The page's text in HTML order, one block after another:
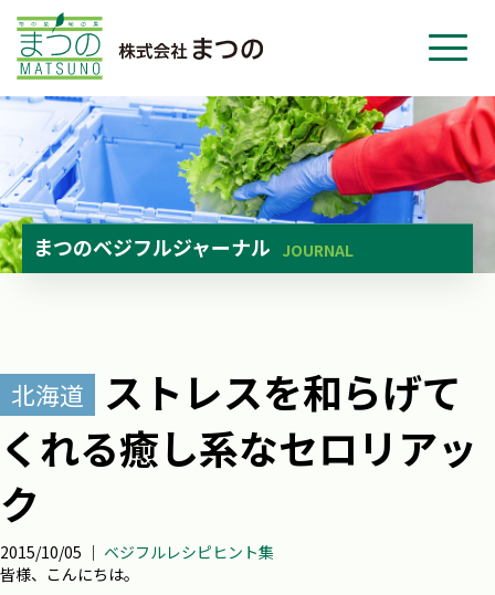
まつのベジフルジャーナル JOURNAL
北海道
ストレスを和らげて
くれる癒し系なセロリアッ
ク
2015/10/05 ｜ ベジフルレシピヒント集
皆様、こんにちは。
ホーム
事業紹介
会社紹介
ニュース
お問い合わせ